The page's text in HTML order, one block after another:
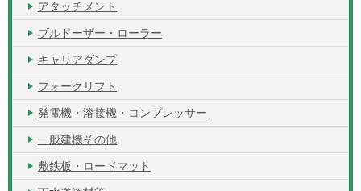
アタッチメント
ブルドーザー・ローラー
キャリアダンプ
フォークリフト
発電機・溶接機・コンプレッサー
一般建機その他
敷鉄板・ロードマット